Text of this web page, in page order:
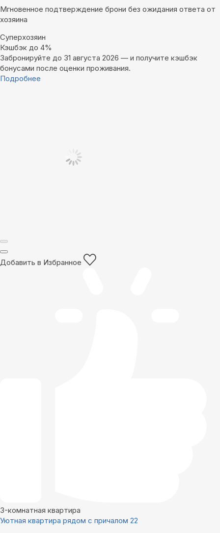
Мгновенное подтверждение брони без ожидания ответа от
хозяина
Суперхозяин
Кэшбэк до 4%
Забронируйте до 31 августа 2026 — и получите кэшбэк
бонусами после оценки проживания.
Подробнее
Добавить в Избранное
3-комнатная квартира
Уютная квартира рядом с причалом 22